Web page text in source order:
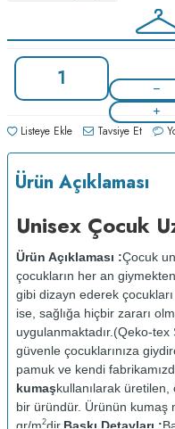
Listeye Ekle Tavsiye Et
Ürün Açıklaması
Unisex Çocuk
Ürün Açıklaması :Çocuk
çocukların her an
gibi dizayn ederek
ise, sağlığa hiçbir zararı
uygulanmaktadır.(Qeko-
güvenle çocuklarınıza
pamuk ve kendi
kumaşkullanılarak
bir üründür. Ürünün kumaş
gr/m2dir. Baskı Detayları :